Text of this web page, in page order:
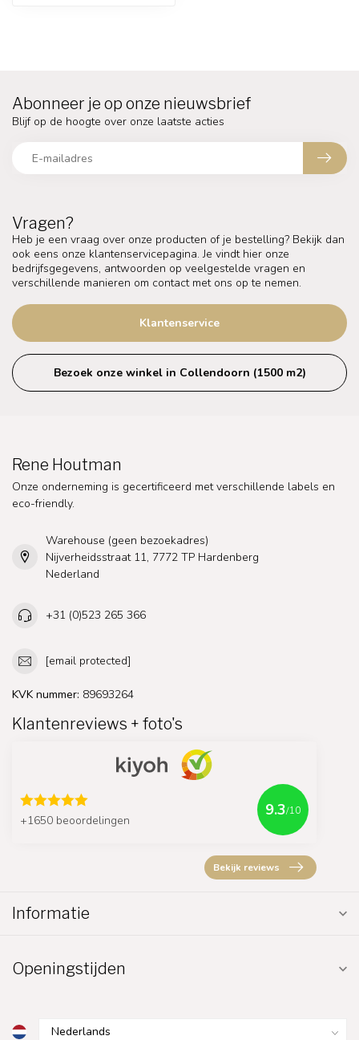
Vragen?
Heb je een vraag over onze producten of je bestelling? Bekijk dan
ook eens onze klantenservicepagina. Je vindt hier onze
bedrijfsgegevens, antwoorden op veelgestelde vragen en
verschillende manieren om contact met ons op te nemen.
Klantenservice
Bezoek onze winkel in Collendoorn (1500 m2)
Abonneer je op onze nieuwsbrief
Blijf op de hoogte over onze laatste acties
Rene Houtman
Onze onderneming is gecertificeerd met verschillende labels en
eco-friendly.
Warehouse (geen bezoekadres)
Nijverheidsstraat 11, 7772 TP Hardenberg
Nederland
+31 (0)523 265 366
[email protected]
KVK nummer: 89693264
Klantenreviews + foto's
+1650 beoordelingen
9.3/10
Bekijk reviews
Informatie
Openingstijden